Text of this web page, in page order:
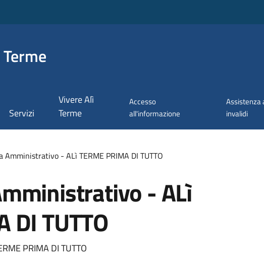
Servizi
Vivere Alì
Terme
Accesso
all'informazione
Assistenza
invalidi
Amministrativo - ALì TERME PRIMA DI TUTTO
- ALì
DI TUTTO
PRIMA DI TUTTO